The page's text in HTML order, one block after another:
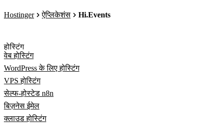
Hostinger ऐप्लिकेशंस Hi.Events
होस्टिंग
वेब होस्टिंग
WordPress के लिए होस्टिंग
VPS होस्टिंग
सेल्फ-होस्टेड n8n
बिज़नेस ईमेल
क्लाउड होस्टिंग